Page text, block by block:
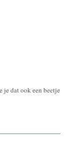
je dat ook een beetje